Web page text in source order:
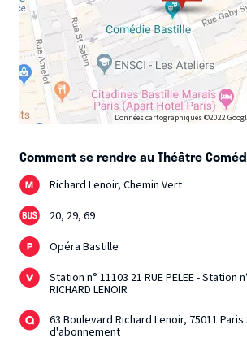
Données cartographiques ©2022
Comment se rendre au Théâtre
Richard Lenoir, Chemin Vert
20, 29, 69
Opéra Bastille
Station n° 11103 21 RUE PELEE - Station
RICHARD LENOIR
63 Boulevard Richard Lenoir, 75011
d'abonnement